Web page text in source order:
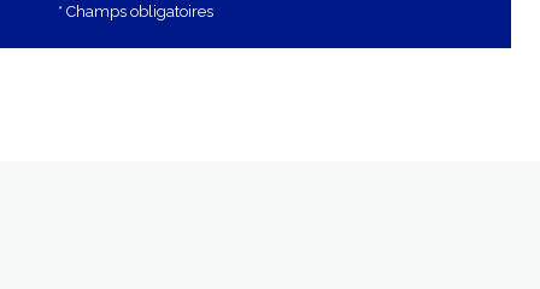
* Champs obligatoires